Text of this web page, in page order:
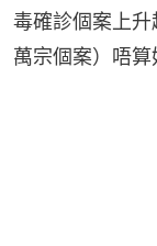
毒確診個案上
萬宗個案）唔算